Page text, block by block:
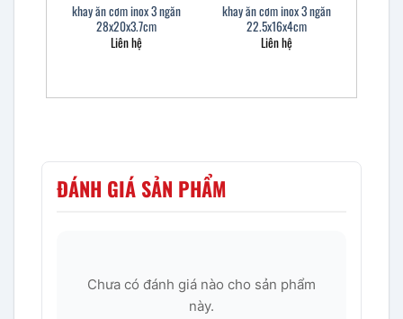
khay ăn cơm inox 3 ngăn
28x20x3.7cm
Liên hệ
khay ăn cơm inox 3 ngăn
22.5x16x4cm
Liên hệ
ĐÁNH GIÁ SẢN PHẨM
Chưa có đánh giá nào cho sản phẩm
này.